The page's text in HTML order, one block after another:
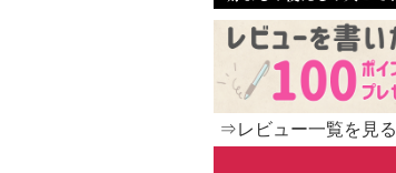
⇒レビュー一覧を見る